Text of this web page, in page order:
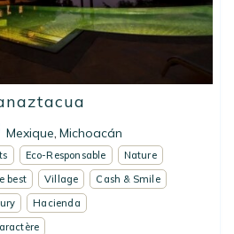
Mexique Michoacán
Eco-Responsable
Nature
best Village
Cash & Smile
Hacienda